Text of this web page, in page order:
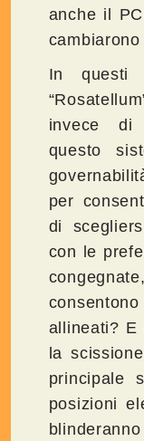
anche il
cambiarono
In questi
invece di
questo
per
di
con le
allineati? E
la
principale
posizioni